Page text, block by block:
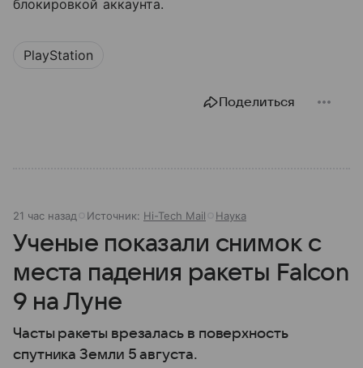
блокировкой аккаунта.
PlayStation
Поделиться
21 час назад Источник: Hi-Tech Mail Наука
Ученые показали снимок с
места падения ракеты Falcon
9 на Луне
Часты ракеты врезалась в поверхность
спутника Земли 5 августа.